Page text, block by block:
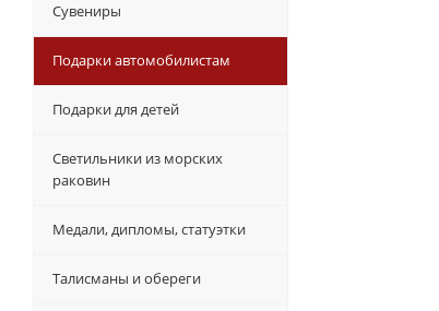
Сувениры
Подарки автомобилистам
Подарки для детей
Светильники из морских
раковин
Медали, дипломы, статуэтки
Талисманы и обереги